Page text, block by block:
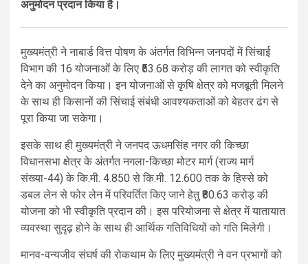
अनुमोदन प्रदान किया है।
मुख्यमंत्री ने नाबार्ड वित्त पोषण के अंतर्गत विभिन्न जनपदों में सिंचाई
विभाग की 16 योजनाओं के लिए ₹53.68 करोड़ की लागत को स्वीकृति
देने का अनुमोदन किया। इन योजनाओं से कृषि क्षेत्र को मजबूती मिलने
के साथ ही किसानों की सिंचाई संबंधी आवश्यकताओं को बेहतर ढंग से
पूरा किया जा सकेगा।
इसके साथ ही मुख्यमंत्री ने जनपद ऊधमसिंह नगर की किच्छा
विधानसभा क्षेत्र के अंतर्गत नगला-किच्छा मोटर मार्ग (राज्य मार्ग
संख्या-44) के कि.मी. 4.850 से कि.मी. 12.600 तक के हिस्से को
डबल लेन से फोर लेन में परिवर्तित किए जाने हेतु ₹80.63 करोड़ की
योजना को भी स्वीकृति प्रदान की। इस परियोजना से क्षेत्र में यातायात
व्यवस्था सुदृढ़ होने के साथ ही आर्थिक गतिविधियों को गति मिलेगी।
मानव-वन्यजीव संघर्ष की रोकथाम के लिए मुख्यमंत्री ने वन प्रभागों को